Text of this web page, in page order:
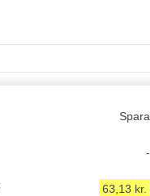
Spara
-
63,13 kr.